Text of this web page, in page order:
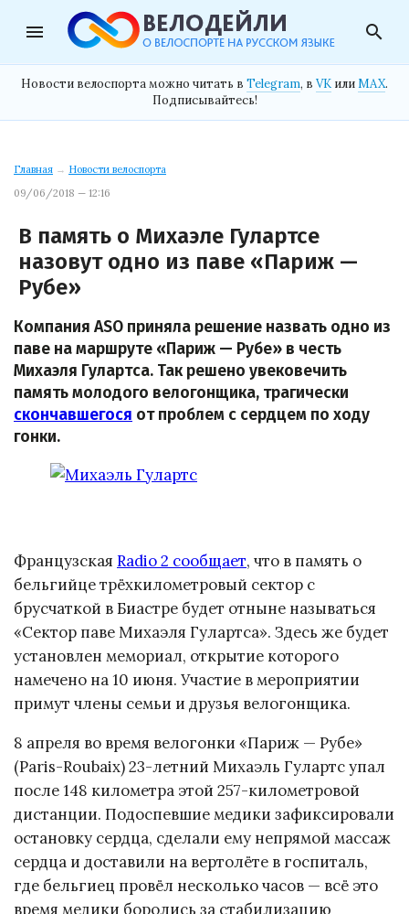
menu search
Новости велоспорта можно читать в Telegram, в VK илиMAX.
Подписывайтесь!
Главная → Новости велоспорта
09/06/2018 — 12:16
В память о Михаэле Гулартсе
назовут одно из паве «Париж —
Рубе»
Компания ASO приняла решение назвать одно из
паве на маршруте «Париж — Рубе» в честь
Михаэля Гулартса. Так решено увековечить
память молодого велогонщика, трагически
скончавшегося от проблем с сердцем по ходу
гонки.
Французская Radio 2 сообщает, что в память о
бельгийце трёхкилометровый сектор с
брусчаткой в Биастре будет отныне называться
«Сектор паве Михаэля Гулартса». Здесь же будет
установлен мемориал, открытие которого
намечено на 10 июня. Участие в мероприятии
примут члены семьи и друзья велогонщика.
8 апреля во время велогонки «Париж — Рубе»
(Paris-Roubaix) 23-летний Михаэль Гулартс упал
после 148 километра этой 257-километровой
дистанции. Подоспевшие медики зафиксировали
остановку сердца, сделали ему непрямой массаж
сердца и доставили на вертолёте в госпиталь,
где бельгиец провёл несколько часов — всё это
время медики боролись за стабилизацию